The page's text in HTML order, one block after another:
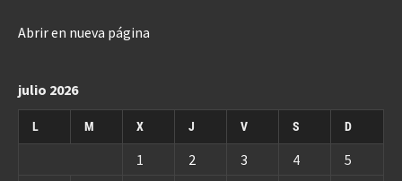
Abrir en nueva página
julio 2026
L M X J V S D
1 2 3 4
5